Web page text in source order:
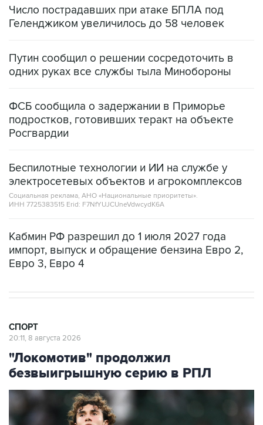
Число пострадавших при атаке БПЛА под
Геленджиком увеличилось до 58 человек
Путин сообщил о решении сосредоточить в
одних руках все службы тыла Минобороны
ФСБ сообщила о задержании в Приморье
подростков, готовивших теракт на объекте
Росгвардии
Беспилотные технологии и ИИ на службе у
электросетевых объектов и агрокомплексов
Социальная реклама, АНО «Национальные приоритеты».
ИНН 7725383515 Erid: F7NfYUJCUneVdwcydK6A
Кабмин РФ разрешил до 1 июля 2027 года
импорт, выпуск и обращение бензина Евро 2,
Евро 3, Евро 4
СПОРТ
20:11, 8 августа 2026
"Локомотив" продолжил
безвыигрышную серию в РПЛ